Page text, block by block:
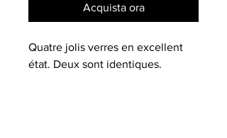
Acquista ora
Quatre jolis verres en excellent
état. Deux sont identiques.